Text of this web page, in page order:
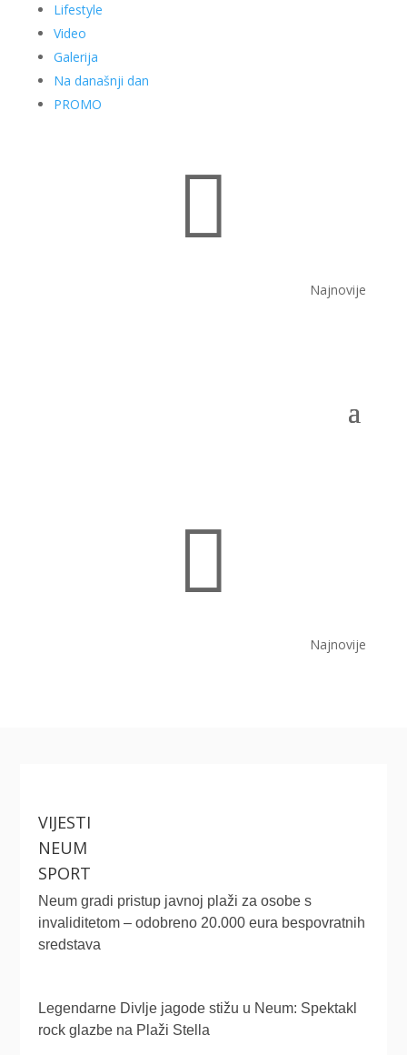
Lifestyle
Video
Galerija
Na današnji dan
PROMO

Najnovije

Najnovije
VIJESTI
NEUM
SPORT
Neum gradi pristup javnoj plaži za osobe s
invaliditetom – odobreno 20.000 eura bespovratnih
sredstava
Legendarne Divlje jagode stižu u Neum: Spektakl
rock glazbe na Plaži Stella